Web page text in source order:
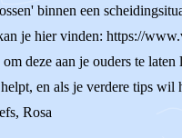
binnen een
je hier vinden: https://
deze aan je ouders te
en als je verdere tips
Rosa